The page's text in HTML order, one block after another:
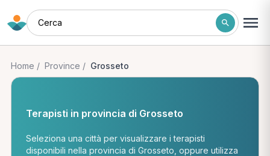
Cerca
Home / Province / Grosseto
Terapisti in provincia di Grosseto
Seleziona una città per visualizzare i terapisti
disponibili nella provincia di Grosseto, oppure utilizza